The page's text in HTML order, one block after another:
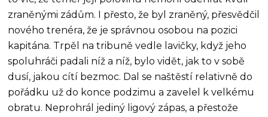
zraněnými zádům. I přesto, že byl zraněný, přesvědčil
nového trenéra, že je správnou osobou na pozici
kapitána. Trpěl na tribuně vedle lavičky, když jeho
spoluhráči padali níž a níž, bylo vidět, jak to v sobě
dusí, jakou cítí bezmoc. Dal se naštěstí relativně do
pořádku už do konce podzimu a zavelel k velkému
obratu. Neprohrál jediný ligový zápas, a přestože